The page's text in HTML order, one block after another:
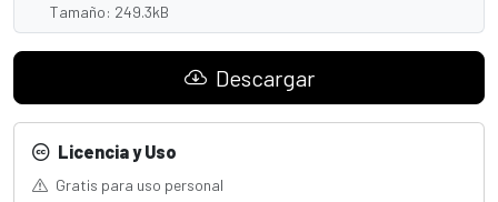
Tamaño: 249.3kB
Descargar
Licencia y Uso
Gratis para uso personal